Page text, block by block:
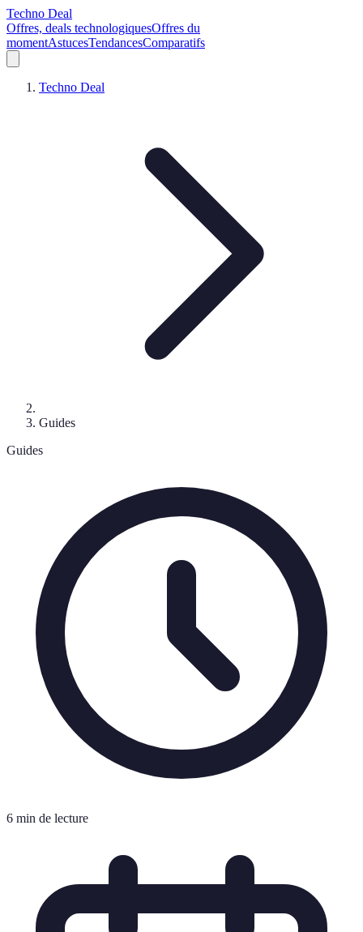
Techno Deal
Offres, deals technologiquesOffres du
momentAstucesTendancesComparatifs
Techno Deal
Guides
Guides
6 min de lecture